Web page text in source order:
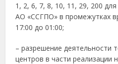
1, 2, 6, 7, 8, 10, 11, 29, 200
АО «ССГПО» в промежутках
17:00 до 01:00;
– разрешение деятельности
центров в части реализации